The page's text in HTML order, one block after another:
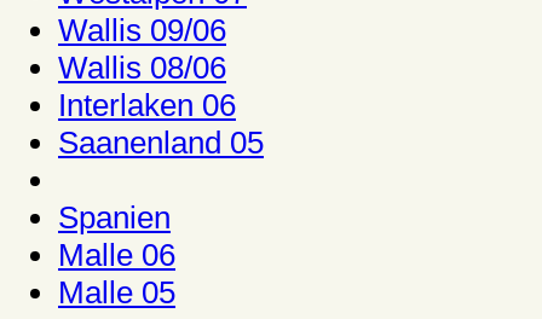
Wallis 09/06
Wallis 08/06
Interlaken 06
Saanenland 05
Spanien
Malle 06
Malle 05